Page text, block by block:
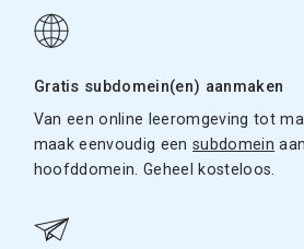
Gratis subdomein(en) aanmaken
Van een online leeromgeving tot
maak eenvoudig eensubdomein
hoofddomein. Geheel kosteloos.